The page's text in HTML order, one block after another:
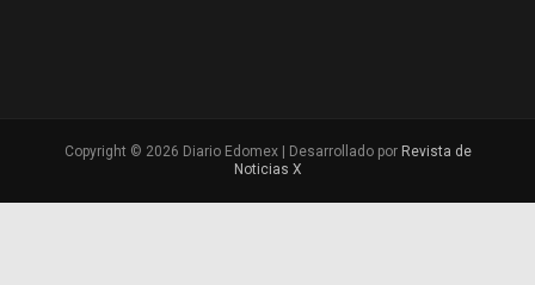
Copyright © 2026 Diario Edomex | Desarrollado por Revista de
Noticias X